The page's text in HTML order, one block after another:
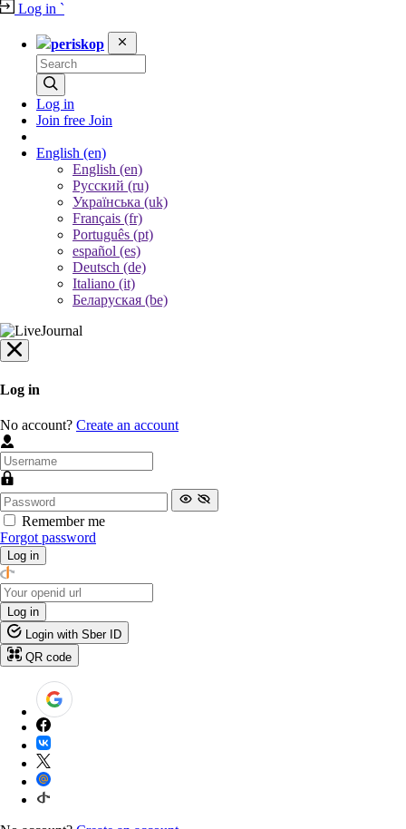
Log in `
periskop
Log in
Join free Join
English (en)
English (en)
Русский (ru)
Українська (uk)
Français (fr)
Português (pt)
español (es)
Deutsch (de)
Italiano (it)
Беларуская (be)
Log in
No account? Create an account
Remember me
Forgot password
Log in
Log in
Login with Sber ID
QR code